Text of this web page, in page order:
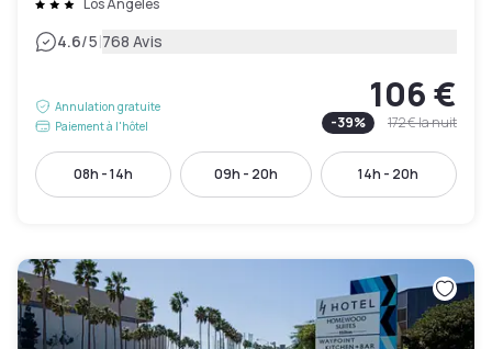
Los Angeles
4.6/5|768 Avis
Annulation gratuite
Paiement à l'hôtel
106 €
-39% 172 €la nuit
08h - 14h 09h - 20h 14h - 20h